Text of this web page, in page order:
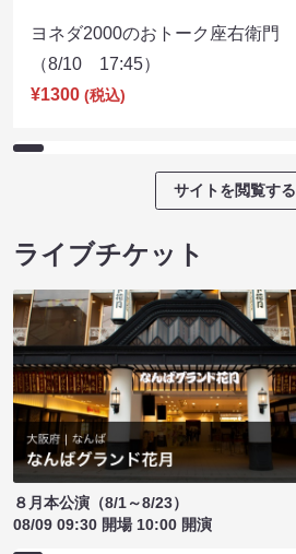
ヨネダ2000のおトーク座右衛門
（8/10 17:45）
¥1300 (税込)
サイトを閲覧する
ライブチケット
８月本公演（8/1～8/23）
08/09 09:30 開場 10:00 開演